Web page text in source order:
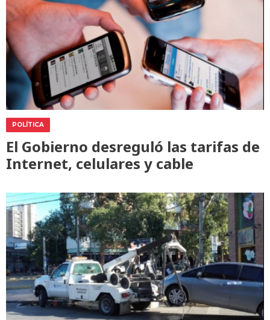
POLÍTICA
El Gobierno desreguló las tarifas de
Internet, celulares y cable